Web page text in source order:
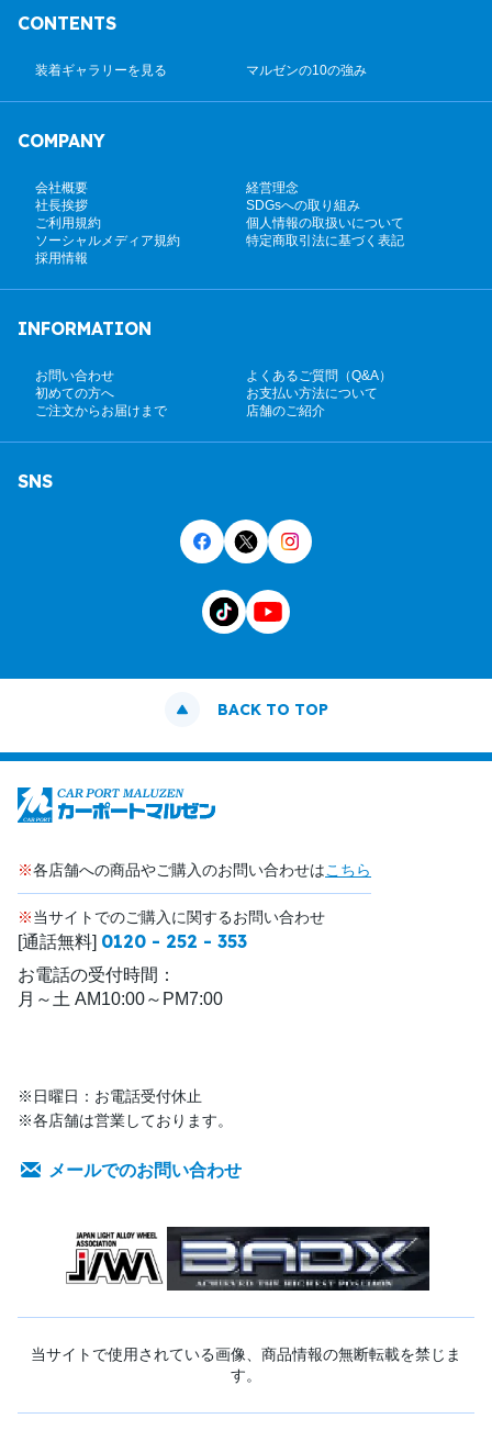
CONTENTS
装着ギャラリーを見る マルゼンの10の強み
COMPANY
会社概要
経営理念
社長挨拶
SDGsへの取り組み
ご利用規約
個人情報の取扱いについて
ソーシャルメディア規約
特定商取引法に基づく表記
採用情報
INFORMATION
お問い合わせ
よくあるご質問（Q&A）
初めての方へ
お支払い方法について
ご注文からお届けまで
店舗のご紹介
SNS
BACK TO TOP
※各店舗への商品やご購入のお問い合わせはこちら
※当サイトでのご購入に関するお問い合わせ
[通話無料] 0120 - 252 - 353
お電話の受付時間：
月～土 AM10:00～PM7:00
※日曜日：お電話受付休止
※各店舗は営業しております。
メールでのお問い合わせ
当サイトで使用されている画像、商品情報の無断転載を禁じま
す。